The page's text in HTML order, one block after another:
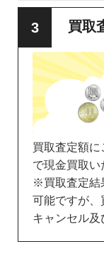
買取
買取査定額
で現金買取い
※買取査定結
可能ですが、
キャンセル及